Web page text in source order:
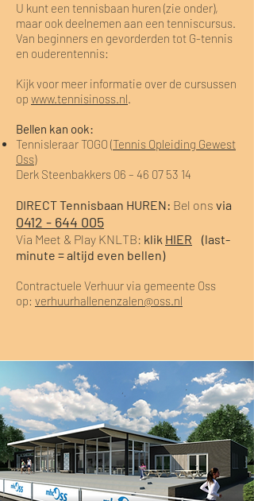
U kunt een tennisbaan huren (zie onder),
maar ook deelnemen aan een tenniscursus.
Van beginners en gevorderden tot G-tennis
en ouderentennis:
Kijk voor meer informatie over de cursussen
op www.tennisinoss.nl.
Bellen kan ook:
Tennisleraar TOGO (Tennis Opleiding Gewest
Oss)
Derk Steenbakkers 06 – 46 07 53 14
DIRECT Tennisbaan HUREN: Bel ons via
0412 - 644 005
Via Meet & Play KNLTB: klik HIER (last-
minute = altijd even bellen)
Contractuele Verhuur via gemeente Oss
op: verhuurhallenenzalen@oss.nl